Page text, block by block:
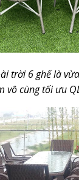
trời 6 ghế là
vô cùng tối ưu